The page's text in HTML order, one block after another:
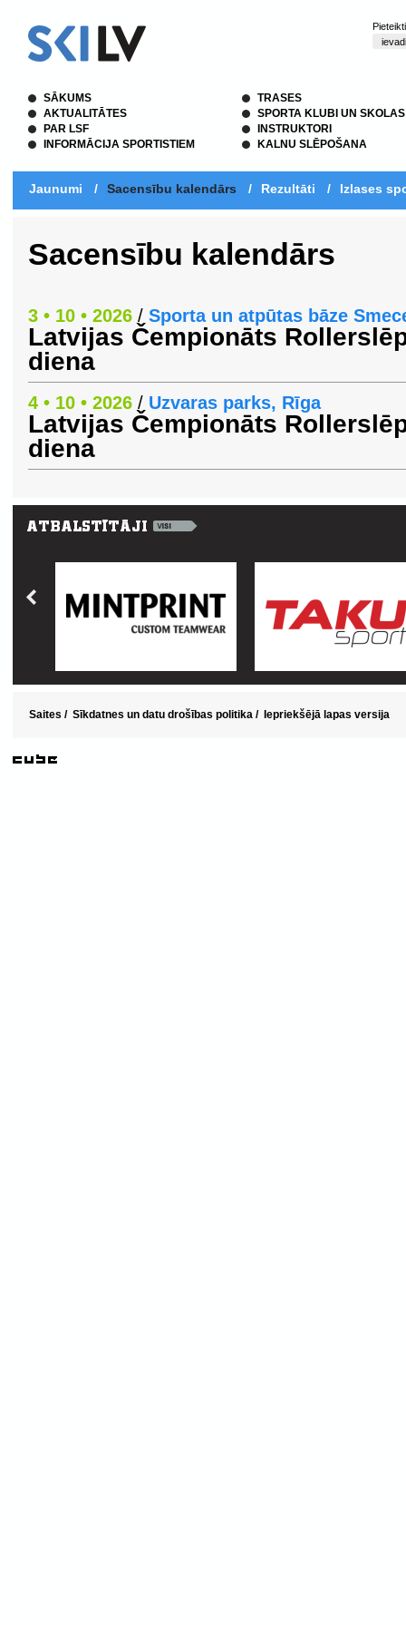
SĀKUMS
AKTUALITĀTES
PAR LSF
INFORMĀCIJA SPORTISTIEM
TRASES
SPORTA KLUBI UN SKOLAS
INSTRUKTORI
KALNU SLĒPOŠANA
Jaunumi / Sacensību kalendārs / Rezultāti / Izlases
Sacensību kalendārs
3 • 10 • 2026 / Sporta un atpūtas bāze
Latvijas Čempionāts
diena
4 • 10 • 2026 / Uzvaras parks, Rīga
Latvijas Čempionāts
diena
Saites / Sīkdatnes un datu drošības politika / Iepriekšējā lapas versija